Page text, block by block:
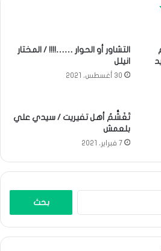
التشاور أو الحوار ……!!!! / المختار
انيلل
30 أغسطس، 2021
تَغَشُّمُ أهل تفيريت / سيدي علي
بلعمش
7 فبراير، 2021